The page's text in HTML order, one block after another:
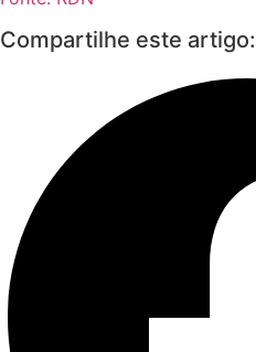
Compartilhe este artigo: